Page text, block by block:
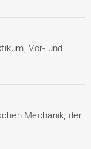
Vor- und
Mechanik, der